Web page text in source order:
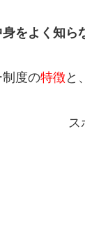
をよく知ら
制度の特徴 と、
ス